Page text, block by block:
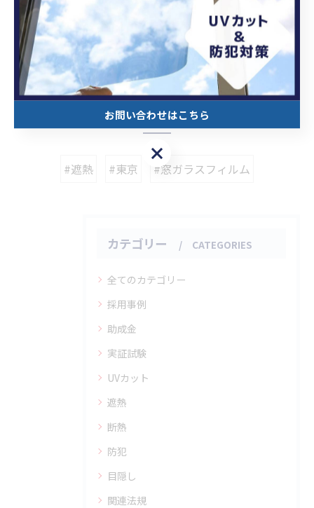
< 前のページ 一覧に戻る 次のページ >
関連タグ
#遮熱 #東京 #窓ガラスフィルム
カテゴリー CATEGORIES
全てのカテゴリー
採用事例
助成金
実証試験
UVカット
遮熱
断熱
防犯
目隠し
関連法規
お問い合わせはこちら
お問い合わせはこちら